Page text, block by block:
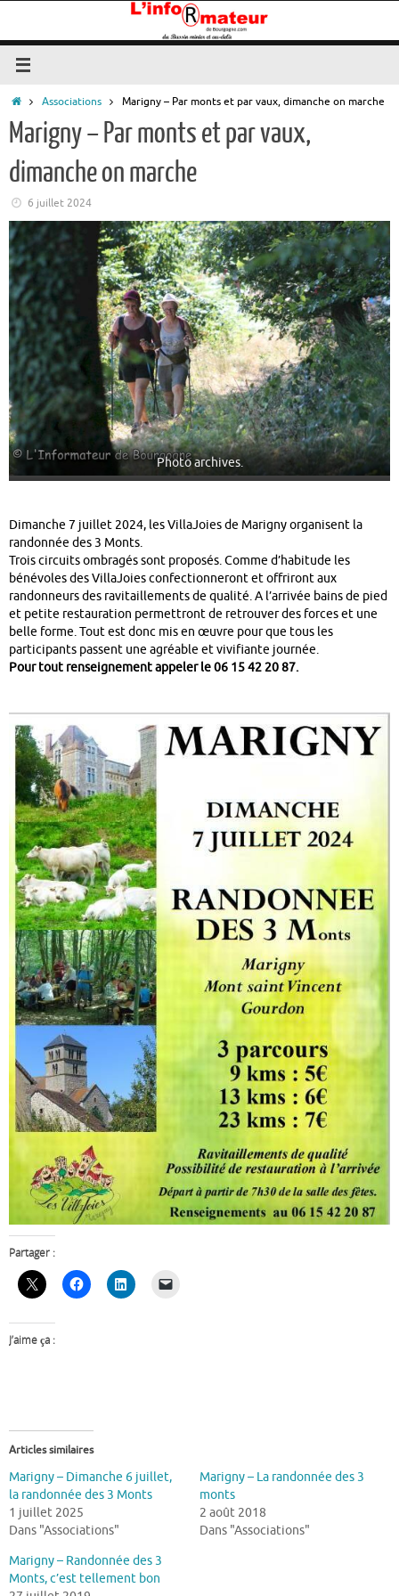
contenu
Accueil
Associations Marigny – Par monts et par vaux, dimanche on marche
Marigny – Par monts et par vaux,
dimanche on marche
6 juillet 2024
Photo archives.
Dimanche 7 juillet 2024, les VillaJoies de Marigny organisent la
randonnée des 3 Monts.
Trois circuits ombragés sont proposés. Comme d’habitude les
bénévoles des VillaJoies confectionneront et offriront aux
randonneurs des ravitaillements de qualité. A l’arrivée bains de pied
et petite restauration permettront de retrouver des forces et une
belle forme. Tout est donc mis en œuvre pour que tous les
participants passent une agréable et vivifiante journée.
Pour tout renseignement appeler le 06 15 42 20 87.
Partager :
J’aime ça :
Articles similaires
Marigny – Dimanche 6 juillet,
la randonnée des 3 Monts
1 juillet 2025
Dans "Associations"
Marigny – La randonnée des 3
monts
2 août 2018
Dans "Associations"
Marigny – Randonnée des 3
Monts, c’est tellement bon